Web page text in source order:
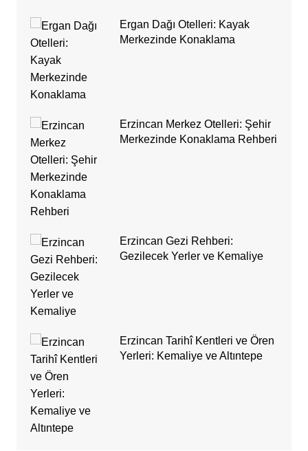
Ergan Dağı Otelleri: Kayak
Merkezinde Konaklama
Erzincan Merkez Otelleri: Şehir
Merkezinde Konaklama Rehberi
Erzincan Gezi Rehberi:
Gezilecek Yerler ve Kemaliye
Erzincan Tarihî Kentleri ve Ören
Yerleri: Kemaliye ve Altıntepe